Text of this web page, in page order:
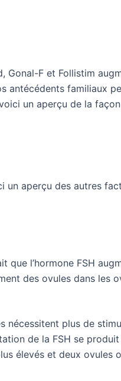
Gonal-F et Follistim
antécédents familiaux
un aperçu de la façon
un aperçu des autres
que l’hormone FSH
des ovules dans les
nécessitent plus de
de la FSH se
élevés et deux ovules